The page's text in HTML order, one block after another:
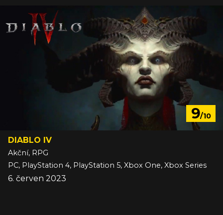
9/10
DIABLO IV
Akční, RPG
PC, PlayStation 4, PlayStation 5, Xbox One, Xbox Series
6. červen 2023